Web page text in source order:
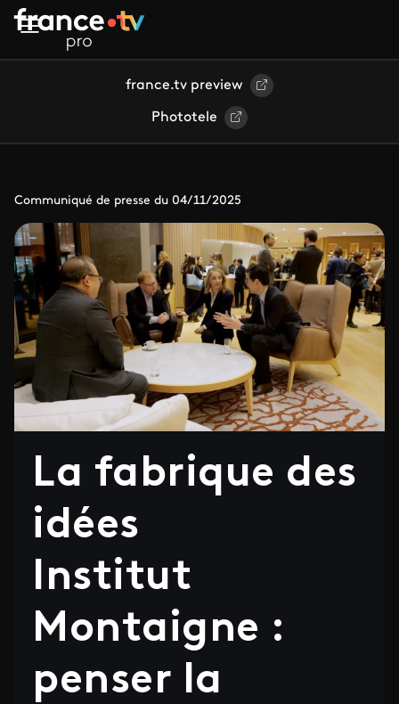
Aller au contenu principal
france.tv preview
Phototele
Communiqué de presse du 04/11/2025
La fabrique des
idées
Institut
Montaigne :
penser la